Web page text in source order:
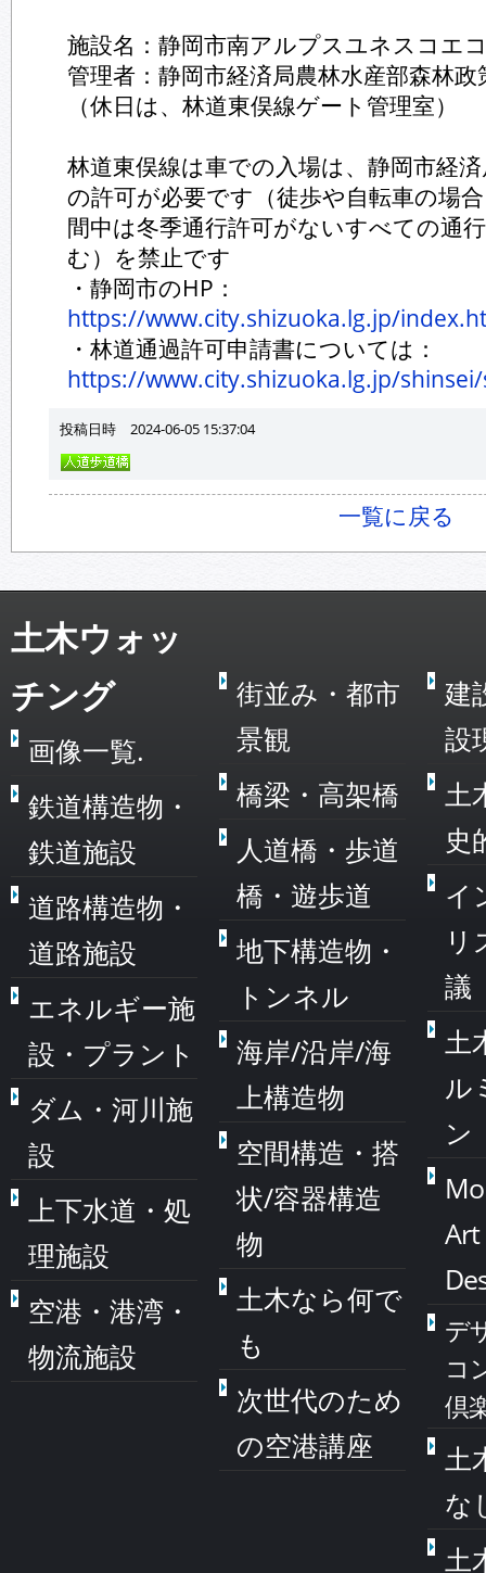
施設名：静岡市南アルプスユネスコエ
管理者：静岡市経済局農林水産部森林政
（休日は、林道東俣線ゲート管理室）
林道東俣線は車での入場は、静岡市経
の許可が必要です（徒歩や自転車の場
間中は冬季通行許可がないすべての通
む）を禁止です
・静岡市のHP：
https://www.city.shizuoka.lg.jp/
・林道通過許可申請書については：
https://www.city.shizuoka.lg.jp/
投稿日時 2024-06-05 15:37:04
一覧に戻る
土木ウォッ
チング
画像一覧.
鉄道構造物・
鉄道施設
道路構造物・
道路施設
エネルギー施
設・プラント
ダム・河川施
設
上下水道・処
理施設
空港・港湾・
物流施設
街並み・都市
景観
橋梁・高架橋
人道橋・歩道
橋・遊歩道
地下構造物・
トンネル
海岸/沿岸/海
上構造物
空間構造・搭
状/容器構造
物
土木なら何で
も
次世代のため
の空港講座
建
設
土
史
イ
リ
議
土
ル
ン
デ
コ
倶
土
な
土